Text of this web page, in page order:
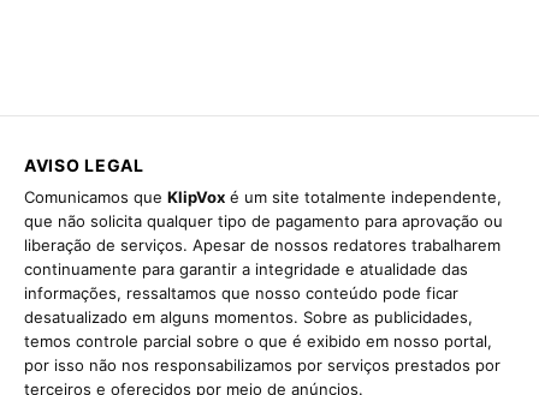
AVISO LEGAL
Comunicamos que KlipVox é um site totalmente independente,
que não solicita qualquer tipo de pagamento para aprovação ou
liberação de serviços. Apesar de nossos redatores trabalharem
continuamente para garantir a integridade e atualidade das
informações, ressaltamos que nosso conteúdo pode ficar
desatualizado em alguns momentos. Sobre as publicidades,
temos controle parcial sobre o que é exibido em nosso portal,
por isso não nos responsabilizamos por serviços prestados por
terceiros e oferecidos por meio de anúncios.